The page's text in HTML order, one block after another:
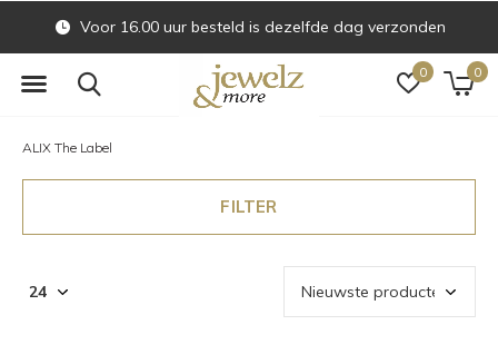
0 0
Voor 16.00 uur besteld is dezelfde dag verzonden
ALIX The Label
FILTER